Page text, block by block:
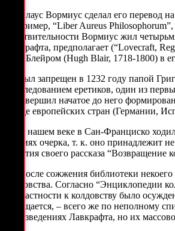
“…Олаус Вормиус сделал его перевод
(например, “Liber Aureus
действительности Вормиус жил
Лавкрафта, предполагает (“Lovecraft,
Хью Блейром (Hugh Blair, 1718-1800) в
“…Был запрещен в 1232 году папой
преследованием еретиков, один из
IX завершил начатое до него
в ряде европейских стран (Германии,
“…В нашем веке в Сан-Франциско
версиях очерка, т. к. оно
события своего рассказа
“…После сожжения библиотеки
колдовства. Согласно “Энциклопедии
причастности к колдовству было
сообщается, – всего же по неполному
произведениях Лавкрафта, но их